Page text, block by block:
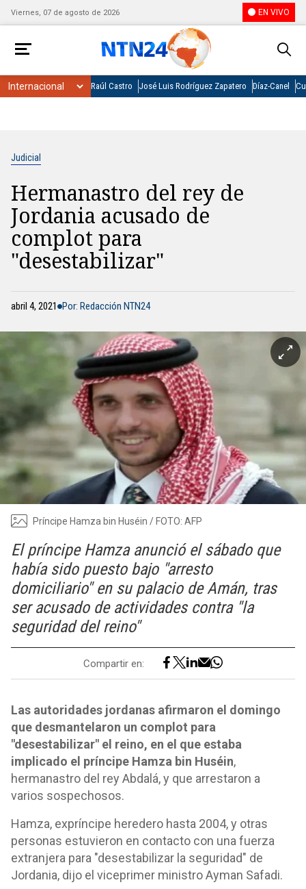
Viernes, 07 de agosto de 2026 EN VIVO
Raúl Castro José Luis Rodríguez Zapatero Díaz-Canel
Judicial
Hermanastro del rey de
Jordania acusado de
complot para
"desestabilizar"
abril 4, 2021 Por: Redacción NTN24
Príncipe Hamza bin Huséin / FOTO: AFP
El príncipe Hamza anunció el sábado que
había sido puesto bajo "arresto
domiciliario" en su palacio de Amán, tras
ser acusado de actividades contra "la
seguridad del reino"
Compartir en:
Las autoridades jordanas afirmaron el domingo
que desmantelaron un complot para
"desestabilizar" el reino, en el que estaba
implicado el príncipe Hamza bin Huséin,
hermanastro del rey Abdalá, y que arrestaron a
varios sospechosos.
Hamza, expríncipe heredero hasta 2004, y otras
personas estuvieron en contacto con una fuerza
extranjera para "desestabilizar la seguridad" de
Jordania, dijo el viceprimer ministro Ayman Safadi.